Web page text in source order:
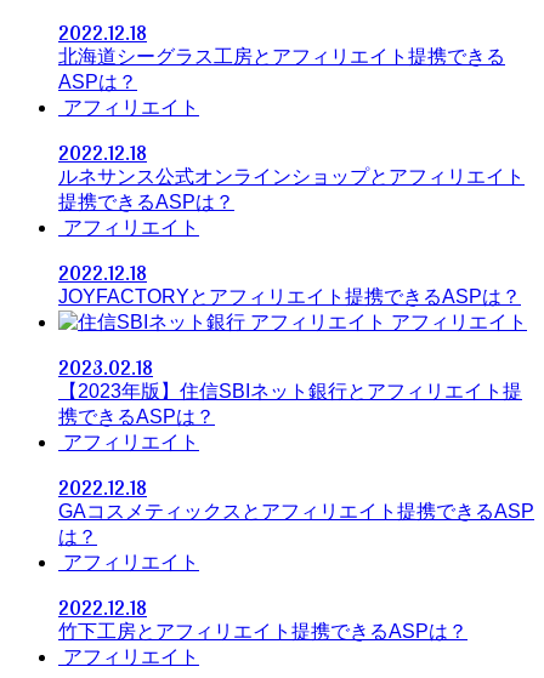
2022.12.18
北海道シーグラス工房とアフィリエイト提携できる
ASPは？
アフィリエイト
2022.12.18
ルネサンス公式オンラインショップとアフィリエイト
提携できるASPは？
アフィリエイト
2022.12.18
JOYFACTORYとアフィリエイト提携できるASPは？
アフィリエイト
2023.02.18
【2023年版】住信SBIネット銀行とアフィリエイト提
携できるASPは？
アフィリエイト
2022.12.18
GAコスメティックスとアフィリエイト提携できるASP
は？
アフィリエイト
2022.12.18
竹下工房とアフィリエイト提携できるASPは？
アフィリエイト